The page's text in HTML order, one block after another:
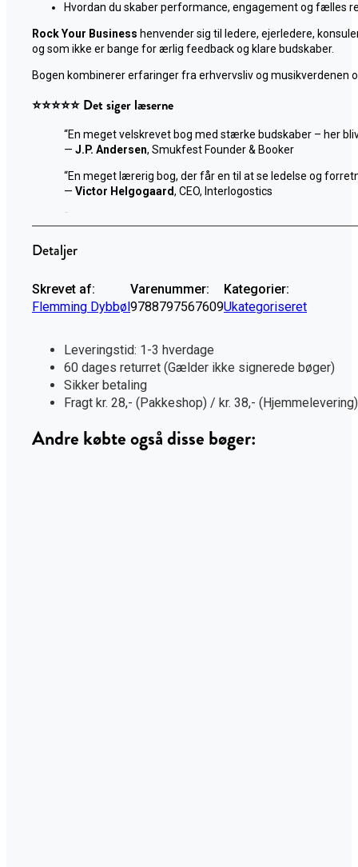
Hvordan du skaber performance, engagement og fælles
Rock Your Business henvender sig til ledere, ejerledere,
og som ikke er bange for ærlig feedback og klare budskaber.
Bogen kombinerer erfaringer fra erhvervsliv og
⭐⭐⭐⭐⭐ Det siger læserne
“En meget velskrevet bog med stærke budskaber – her
— J.P. Andersen, Smukfest Founder & Booker
“En meget lærerig bog, der får en til at se ledelse og
— Victor Helgogaard, CEO, Interlogostics
👉 En bog til dig, der vil lede med både kant, klarhed og
Detaljer
Sprog:Dansk
Udgivelsesdato: 09-10-2025
ISBN: 139788797567609
Format:Hardback
Udgave:1
Originalsprog: Dansk
Detaljer
Skrevet af:
Flemming Dybbøl
Varenummer:
9788797567609
Kategorier:
Ukategoriseret
Leveringstid: 1-3 hverdage
60 dages returret (Gælder ikke signerede bøger)
Sikker betaling
Fragt kr. 28,- (Pakkeshop) / kr. 38,-
Andre købte også disse bøger: